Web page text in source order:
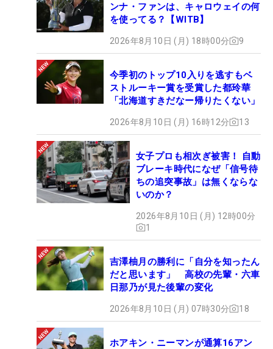
ンナ・ファンは、キャロウェイの何
を使ってる？【WITB】
2026年8月10日 (月) 18時00分 9
今季初のトップ10入りを逃すもベ
ストルーキー賞を受賞した都玲華
「北海道すきだなー帰りたくない」
2026年8月10日 (月) 16時12分 13
女子プロも相次ぎ被害！ 自動
ブレーキ時代になぜ「信号待
ちの追突事故」は無くならな
いのか？
2026年8月10日 (月) 12時00分
1
吉澤柚月の勝利に「自分を知ったん
だと思います」 高校の先輩・六車
日那乃が見た後輩の変化
2026年8月10日 (月) 07時30分 18
ホアキン・ニーマンが通算16アン